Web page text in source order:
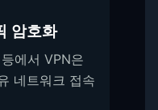
암호화
에서 VPN은
네트워크 접속